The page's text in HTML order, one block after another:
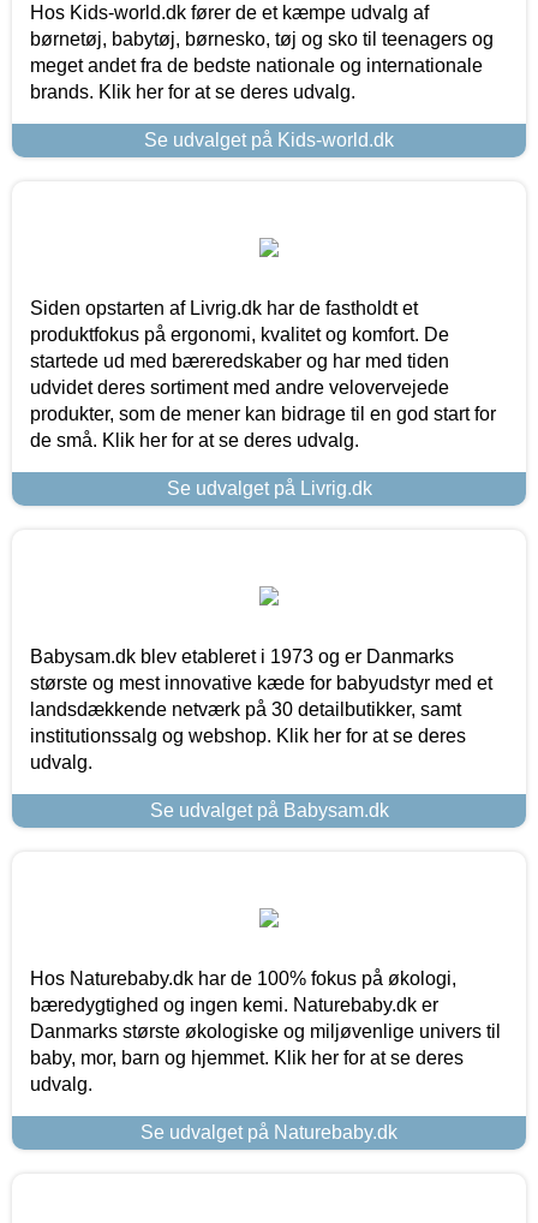
Hos Kids-world.dk fører de et kæmpe udvalg af
børnetøj, babytøj, børnesko, tøj og sko til teenagers og
meget andet fra de bedste nationale og internationale
brands. Klik her for at se deres udvalg.
Se udvalget på Kids-world.dk
Siden opstarten af Livrig.dk har de fastholdt et
produktfokus på ergonomi, kvalitet og komfort. De
startede ud med bæreredskaber og har med tiden
udvidet deres sortiment med andre velovervejede
produkter, som de mener kan bidrage til en god start for
de små. Klik her for at se deres udvalg.
Se udvalget på Livrig.dk
Babysam.dk blev etableret i 1973 og er Danmarks
største og mest innovative kæde for babyudstyr med et
landsdækkende netværk på 30 detailbutikker, samt
institutionssalg og webshop. Klik her for at se deres
udvalg.
Se udvalget på Babysam.dk
Hos Naturebaby.dk har de 100% fokus på økologi,
bæredygtighed og ingen kemi. Naturebaby.dk er
Danmarks største økologiske og miljøvenlige univers til
baby, mor, barn og hjemmet. Klik her for at se deres
udvalg.
Se udvalget på Naturebaby.dk